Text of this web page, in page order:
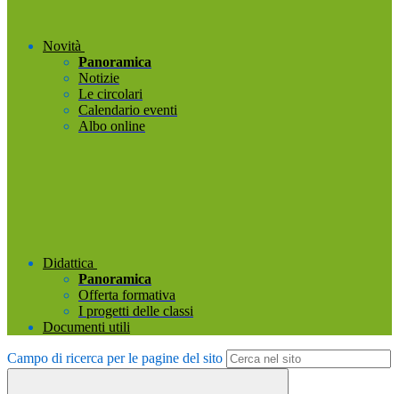
Novità
Panoramica
Notizie
Le circolari
Calendario eventi
Albo online
Didattica
Panoramica
Offerta formativa
I progetti delle classi
Documenti utili
Campo di ricerca per le pagine del sito